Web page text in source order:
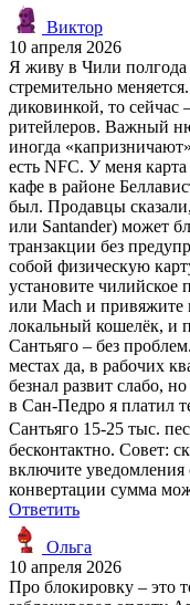
Виктор
10 апреля 2026
Я живу в Чили
стремительно
диковинкой, то сейчас
ритейлеров. Важный
иногда
есть NFC. У меня
кафе в районе
был. Продавцы
или Santander) может
транзакции без
собой физическую
установите чилийское
или Mach и привяжите
локальный кошелёк, и
Сантьяго – без
местах да, в рабочих
безнал развит слабо,
в Сан-Педро я платил
Сантьяго 15-25 тыс.
бесконтактно. Совет:
включите уведомления
конвертации сумма
Ответить
Ольга
10 апреля 2026
Про блокировку – это